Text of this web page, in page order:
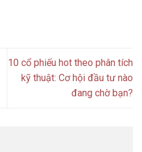
10 cổ phiếu hot theo phân tích
kỹ thuật: Cơ hội đầu tư nào
đang chờ bạn?